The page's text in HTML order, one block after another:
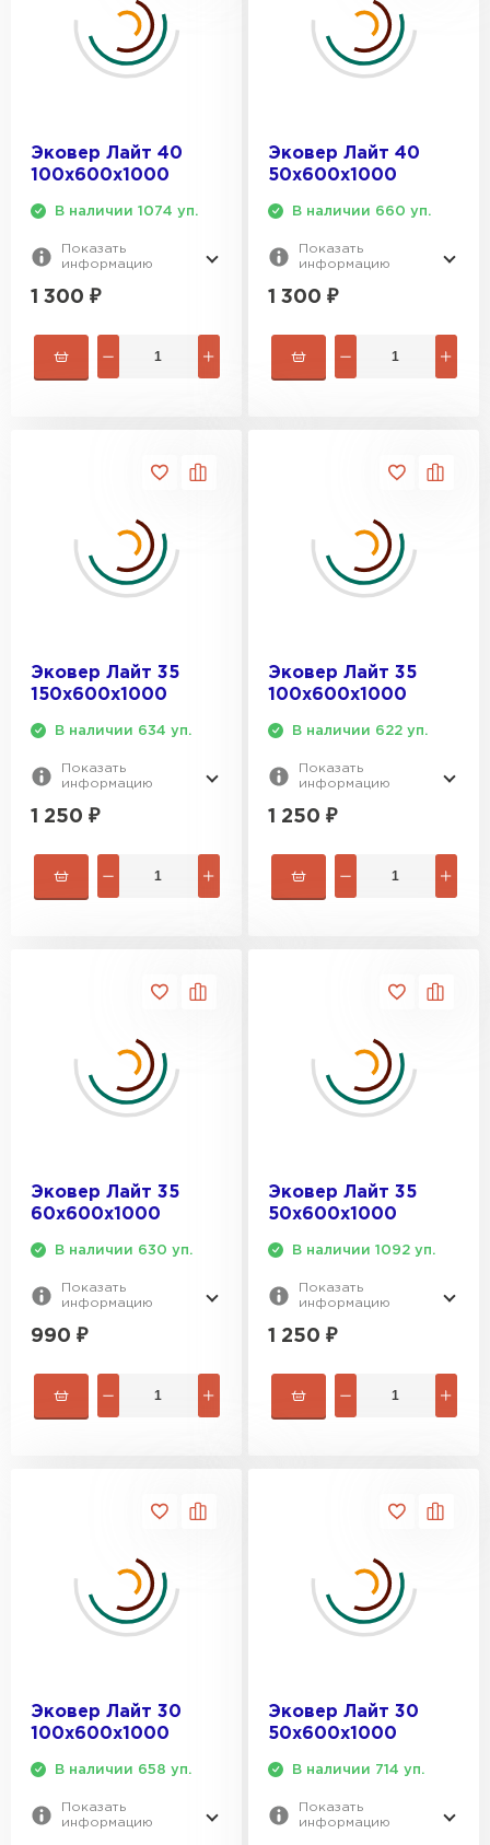
Эковер Лайт 40
100х600х1000
В наличии 1074 уп.
Показать
информацию
1 300 ₽
Эковер Лайт 40
50х600х1000
В наличии 660 уп.
Показать
информацию
1 300 ₽
Эковер Лайт 35
150х600х1000
В наличии 634 уп.
Показать
информацию
1 250 ₽
Эковер Лайт 35
100х600х1000
В наличии 622 уп.
Показать
информацию
1 250 ₽
Эковер Лайт 35
60х600х1000
В наличии 630 уп.
Показать
информацию
990 ₽
Эковер Лайт 35
50х600х1000
В наличии 1092 уп.
Показать
информацию
1 250 ₽
Эковер Лайт 30
100х600х1000
В наличии 658 уп.
Показать
информацию
Эковер Лайт 30
50х600х1000
В наличии 714 уп.
Показать
информацию
Утеплитель Izolife